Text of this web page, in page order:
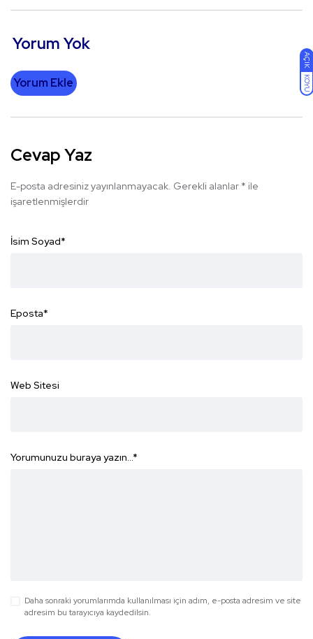
AÇIK
KOYU
Yorum Yok
Yorum Ekle
Cevap Yaz
E-posta adresiniz yayınlanmayacak. Gerekli alanlar * ile
işaretlenmişlerdir
İsim Soyad*
Eposta*
Web Sitesi
Yorumunuzu buraya yazın...*
Daha sonraki yorumlarımda kullanılması için adım, e-posta adresim ve site
adresim bu tarayıcıya kaydedilsin.